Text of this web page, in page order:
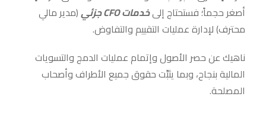
أصغر حجماً؛ فستحتاج إلىخدماتCFO جزئي
(مدير مالي
محترف) لإدارة عمليات التقييم والتفاوض.
ناهيك عن حصر الأصول وإتمام عمليات الدمج والتسويات
المالية بنجاح، وبما يثبِّت حقوق جميع الأطراف وأصحاب
المصلحة.